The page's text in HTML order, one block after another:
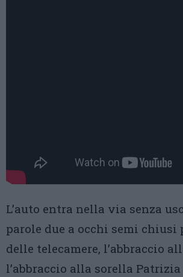
L’auto entra nella via senza
parole due a occhi semi chiusi
delle telecamere, l’abbraccio
l’abbraccio alla sorella